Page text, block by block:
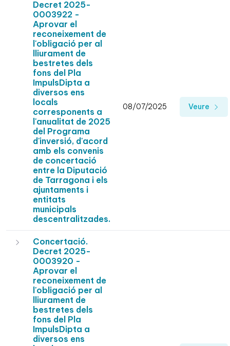
Decret 2025-
0003922 -
Aprovar el
reconeixement de
l'obligació per al
lliurament de
bestretes dels
fons del Pla
ImpulsDipta a
diversos ens
locals
corresponents a
l'anualitat de 2025
del Programa
d'inversió, d'acord
amb els convenis
de concertació
entre la Diputació
de Tarragona i els
ajuntaments i
entitats
municipals
descentralitzades.
08/07/2025 Veure
Concertació.
Decret 2025-
0003920 -
Aprovar el
reconeixement de
l'obligació per al
lliurament de
bestretes dels
fons del Pla
ImpulsDipta a
diversos ens